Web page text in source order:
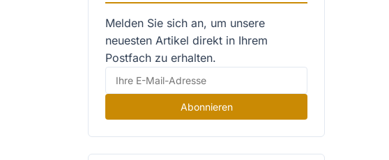
Melden Sie sich an, um unsere
neuesten Artikel direkt in Ihrem
Postfach zu erhalten.
Abonnieren